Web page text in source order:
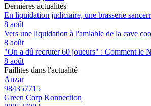
Dernières actualités
En liquidation judiciaire, une brasserie
8 août
Vers une liquidation à l'amiable de la cave
8 août
"On a dû recruter 60 joueurs" : Comment le
8 août
Faillites dans l'actualité
Anzar
984357715
Green Corp Konnection